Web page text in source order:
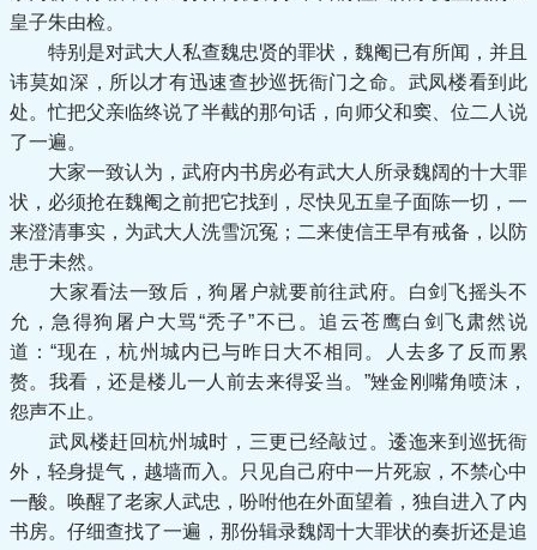
皇子朱由检。
特别是对武大人私查魏忠贤的罪状，魏阉已有所闻，并且
讳莫如深，所以才有迅速查抄巡抚衙门之命。武凤楼看到此
处。忙把父亲临终说了半截的那句话，向师父和窦、位二人说
了一遍。
大家一致认为，武府内书房必有武大人所录魏阔的十大罪
状，必须抢在魏阉之前把它找到，尽快见五皇子面陈一切，一
来澄清事实，为武大人洗雪沉冤；二来使信王早有戒备，以防
患于未然。
大家看法一致后，狗屠户就要前往武府。白剑飞摇头不
允，急得狗屠户大骂“秃子”不已。追云苍鹰白剑飞肃然说
道：“现在，杭州城内已与昨日大不相同。人去多了反而累
赘。我看，还是楼儿一人前去来得妥当。”矬金刚嘴角喷沫，
怨声不止。
武凤楼赶回杭州城时，三更已经敲过。逶迤来到巡抚衙
外，轻身提气，越墙而入。只见自己府中一片死寂，不禁心中
一酸。唤醒了老家人武忠，吩咐他在外面望着，独自进入了内
书房。仔细查找了一遍，那份辑录魏阔十大罪状的奏折还是追